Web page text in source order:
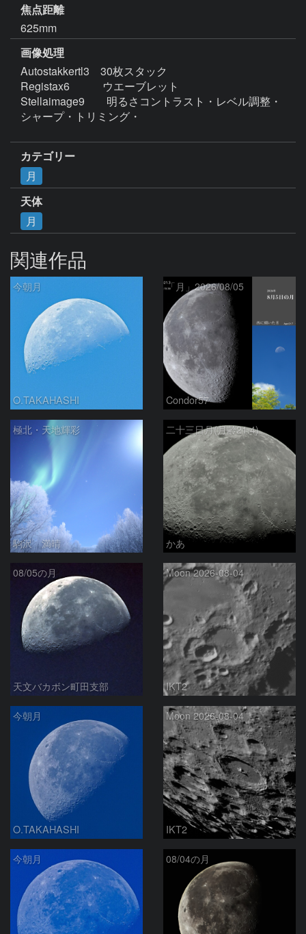
焦点距離
625mm
画像処理
Autostakkertl3　30枚スタック
Registax6　　　ウエーブレット
Stellaimage9　　明るさコントラスト・レベル調整・
シャープ・トリミング・
カテゴリー
月
天体
月
関連作品
今朝月
O.TAKAHASHI
「月」2026/08/05
Condor57
極北・天地輝彩
駒沢 満晴
二十三日月(月齢21.4)
かあ
08/05の月
天文バカボン町田支部
Moon 2026-08-04
IKT2
今朝月
O.TAKAHASHI
Moon 2026-08-04
IKT2
今朝月 08/04の月